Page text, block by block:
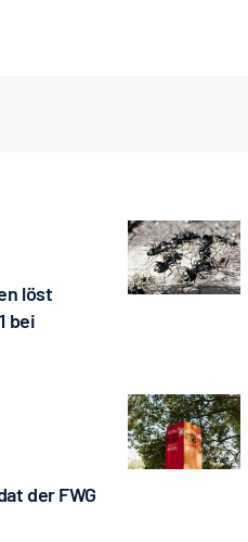
löst
bei
der FWG